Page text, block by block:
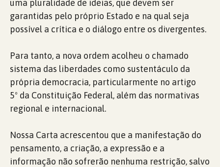
uma pluralidade de ideias, que devem ser
garantidas pelo próprio Estado e na qual seja
possível a crítica e o diálogo entre os divergentes.
Para tanto, a nova ordem acolheu o chamado
sistema das liberdades como sustentáculo da
própria democracia, particularmente no artigo
5º da Constituição Federal, além das normativas
regional e internacional.
Nossa Carta acrescentou que a manifestação do
pensamento, a criação, a expressão e a
informação não sofrerão nenhuma restrição, salvo